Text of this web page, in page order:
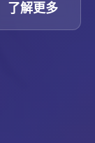
了解更多